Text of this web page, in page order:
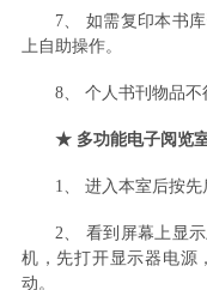
7、 如需复印本书
上自助操作。
8、 个人书刊物品不
★ 多功能电子阅览
1、 进入本室后按先
2、 看到屏幕上显
机，先打开显示器电源
动。